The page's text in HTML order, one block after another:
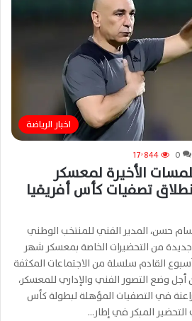
اخبار الرياضة
0 17٬844
الأخيرة لمعسكر
تصفيات كأس أفريقيا
حسن، المدير الفني للمنتخب الوطني
جديدة من التحضيرات الخاصة بمعسكر شهر
القادم سلسلة من الاجتماعات المكثفة
وضع التصور الفني والإداري للمعسكر،
في التصفيات المؤهلة لبطولة كأس